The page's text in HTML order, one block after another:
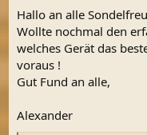
m
Hallo an alle
Wollte nochmal den
welches Gerät das
voraus !
Gut Fund an alle,
Alexander